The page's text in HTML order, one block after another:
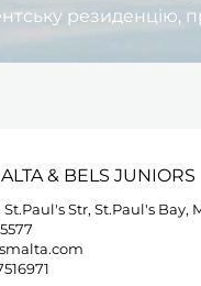
резиденцію,
& BELS JUNIORS
St.Paul's Str, St.Paul's Bay,